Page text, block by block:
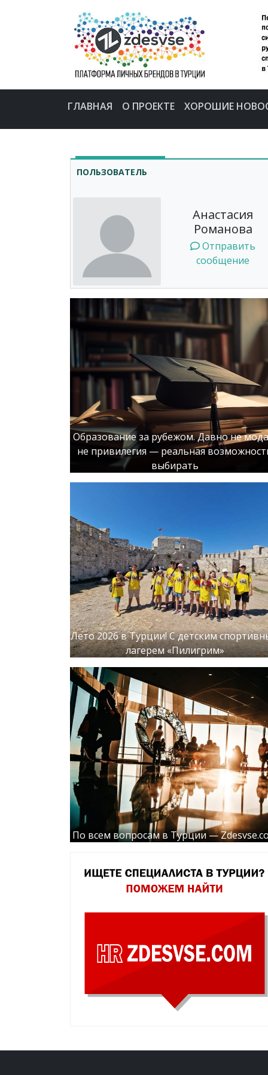
ГЛАВНАЯ О ПРОЕКТЕ ХОРОШИЕ
ПОЛЬЗОВАТЕЛЬ
Анастасия
Романова
Отправить
сообщение
Образование за рубежом. Давно не
не привилегия — реальная
выбирать
Лето 2026 в Турции! С детским
лагерем «Пилигрим»
По всем вопросам в Турции —